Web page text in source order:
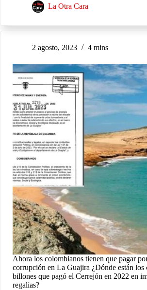
La Otra Cara
2 agosto, 2023 4 mins
Ahora los colombianos tienen que pagar
corrupción en La Guajira ¿Dónde están los
billones que pagó el Cerrejón en 2022 en
regalías?